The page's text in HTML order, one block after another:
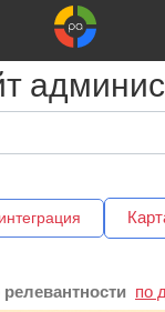
интеграция
релевантности по